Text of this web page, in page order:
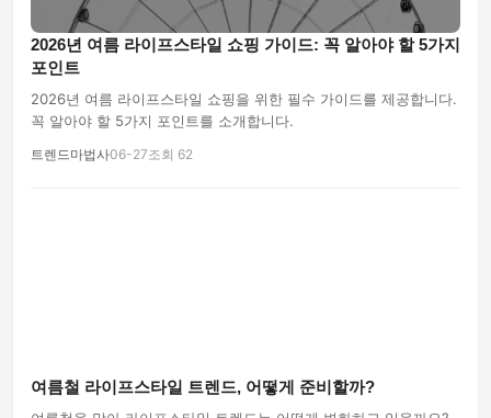
2026년 여름 라이프스타일 쇼핑 가이드: 꼭 알아야 할 5가지
포인트
2026년 여름 라이프스타일 쇼핑을 위한 필수 가이드를 제공합니다.
꼭 알아야 할 5가지 포인트를 소개합니다.
트렌드마법사06-27조회 62
여름철 라이프스타일 트렌드, 어떻게 준비할까?